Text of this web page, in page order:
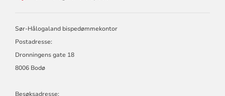
Sør-Hålogaland bispedømmekontor
Postadresse:
Dronningens gate 18
8006 Bodø
Besøksadresse: